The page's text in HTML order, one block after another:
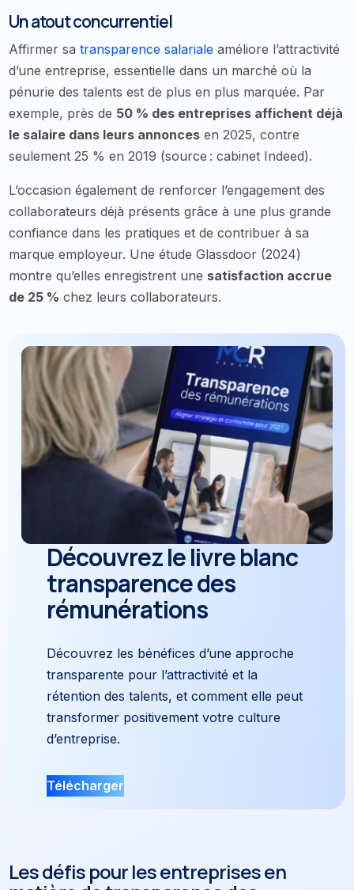
Un atout concurrentiel
Affirmer satransparence salariale améliore l’attractivité
d’une entreprise, essentielle dans un marché où la
pénurie des talents est de plus en plus marquée. Par
exemple, près de 50 % des entreprises affichent déjà
le salaire dans leurs annonces en 2025, contre
seulement 25 % en 2019 (source : cabinet Indeed).
L’occasion également de renforcer l’engagement des
collaborateurs déjà présents grâce à une plus grande
confiance dans les pratiques et de contribuer à sa
marque employeur. Une étude Glassdoor (2024)
montre qu’elles enregistrent une satisfaction accrue
de 25 % chez leurs collaborateurs.
Découvrez le livre blanc
transparence des
rémunérations
Découvrez les bénéfices d’une approche
transparente pour l’attractivité et la
rétention des talents, et comment elle peut
transformer positivement votre culture
d’entreprise.
Télécharger
Les défis pour les entreprises en